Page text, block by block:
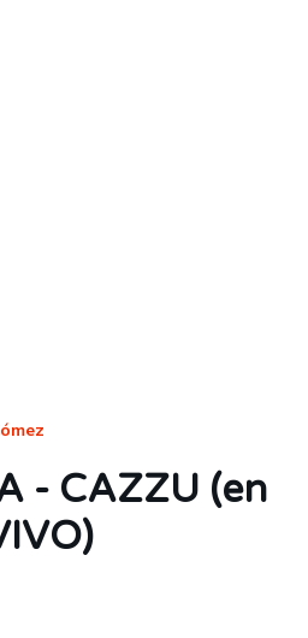
- CAZZU (en